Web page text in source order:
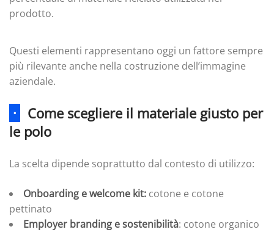
prodotto.
Questi elementi rappresentano oggi un fattore sempre
più rilevante anche nella costruzione dell’immagine
aziendale.
·
Come scegliere il materiale giusto per
le polo
La scelta dipende soprattutto dal contesto di utilizzo:
Onboarding e welcome kit: cotone e cotone
pettinato
Employer branding e sostenibilità: cotone organico